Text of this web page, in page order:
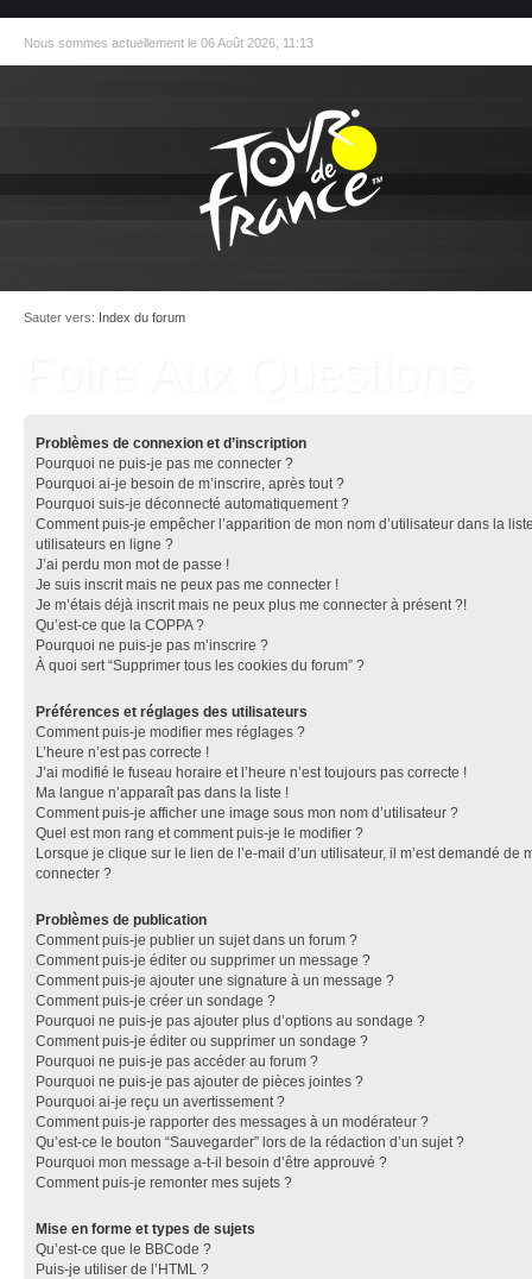
Nous sommes actuellement le 06 Août 2026, 11:13
Sauter vers: Index du forum
Problèmes de connexion et d’inscription
Pourquoi ne puis-je pas me connecter ?
Pourquoi ai-je besoin de m’inscrire, après tout ?
Pourquoi suis-je déconnecté automatiquement ?
Comment puis-je empêcher l’apparition de mon nom d’utilisateur dans la
utilisateurs en ligne ?
J’ai perdu mon mot de passe !
Je suis inscrit mais ne peux pas me connecter !
Je m’étais déjà inscrit mais ne peux plus me connecter à présent ?!
Qu’est-ce que la COPPA ?
Pourquoi ne puis-je pas m’inscrire ?
À quoi sert “Supprimer tous les cookies du forum” ?
Préférences et réglages des utilisateurs
Comment puis-je modifier mes réglages ?
L’heure n’est pas correcte !
J’ai modifié le fuseau horaire et l’heure n’est toujours pas correcte !
Ma langue n’apparaît pas dans la liste !
Comment puis-je afficher une image sous mon nom d’utilisateur ?
Quel est mon rang et comment puis-je le modifier ?
Lorsque je clique sur le lien de l’e-mail d’un utilisateur, il m’est demandé de
connecter ?
Problèmes de publication
Comment puis-je publier un sujet dans un forum ?
Comment puis-je éditer ou supprimer un message ?
Comment puis-je ajouter une signature à un message ?
Comment puis-je créer un sondage ?
Pourquoi ne puis-je pas ajouter plus d’options au sondage ?
Comment puis-je éditer ou supprimer un sondage ?
Pourquoi ne puis-je pas accéder au forum ?
Pourquoi ne puis-je pas ajouter de pièces jointes ?
Pourquoi ai-je reçu un avertissement ?
Comment puis-je rapporter des messages à un modérateur ?
Qu’est-ce le bouton “Sauvegarder” lors de la rédaction d’un sujet ?
Pourquoi mon message a-t-il besoin d’être approuvé ?
Comment puis-je remonter mes sujets ?
Mise en forme et types de sujets
Qu’est-ce que le BBCode ?
Puis-je utiliser de l’HTML ?